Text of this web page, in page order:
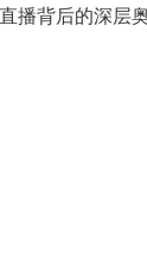
播背后的深层